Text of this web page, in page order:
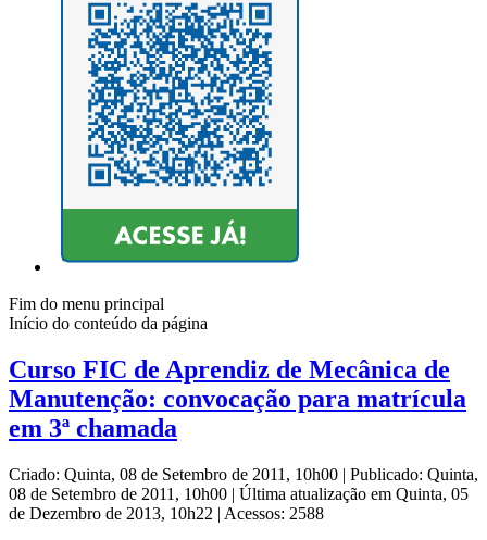
Fim do menu principal
Início do conteúdo da página
Curso FIC de Aprendiz de Mecânica de
Manutenção: convocação para matrícula
em 3ª chamada
Criado: Quinta, 08 de Setembro de 2011, 10h00 | Publicado: Quinta,
08 de Setembro de 2011, 10h00 | Última atualização em Quinta, 05
de Dezembro de 2013, 10h22 | Acessos: 2588